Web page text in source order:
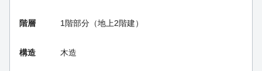
階層 1階部分（地上2階建）
構造 木造